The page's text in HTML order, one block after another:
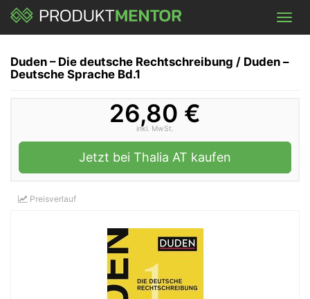
Skip
main
Duden – Die deutsche Rechtschreibung / Duden –
Deutsche Sprache Bd.1
26,80 €
inkl. MwSt.
Jetzt bei Thalia AT kaufen
Preisverlauf